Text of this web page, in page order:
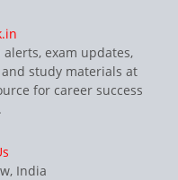
exam updates,
study materials at
for career success
India